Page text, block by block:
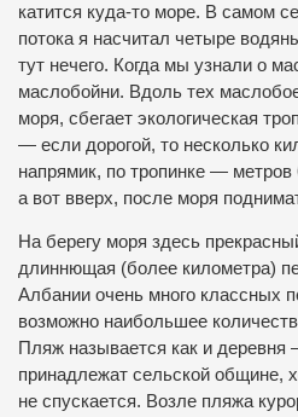
катится куда-то море. В самом
потока я насчитал четыре
тут нечего. Когда мы узнали о
маслобойни. Вдоль тех
моря, сбегает экологическая
— если дорогой, то несколько
напрямик, по тропинке — метров
а вот вверх, после моря
На берегу моря здесь
длиннющая (более километра)
Албании очень много классных
возможно наибольшее
Пляж называется как и
принадлежат сельской общине,
не спускается. Возле пляжа